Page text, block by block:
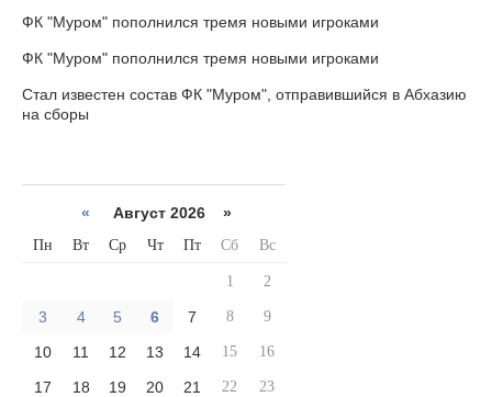
ФК "Муром" пополнился тремя новыми игроками
ФК "Муром" пополнился тремя новыми игроками
Стал известен состав ФК "Муром", отправившийся в Абхазию
на сборы
« Август 2026 »
Пн Вт Ср Чт Пт Сб Вс
1 2
3 4 5 6 7 8 9
10 11 12 13 14 15 16
17 18 19 20 21 22 23